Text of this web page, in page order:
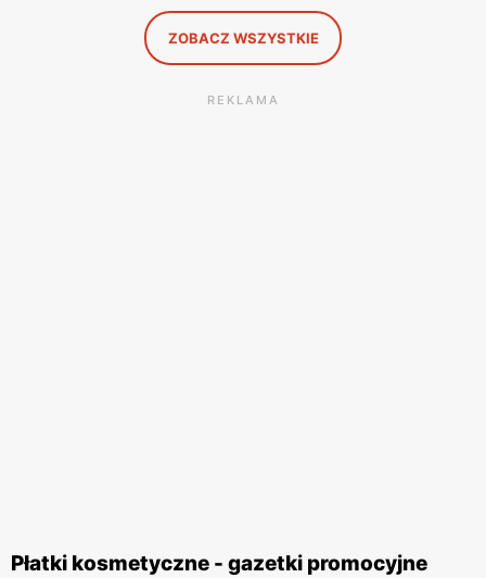
ZOBACZ WSZYSTKIE
REKLAMA
Płatki kosmetyczne - gazetki promocyjne